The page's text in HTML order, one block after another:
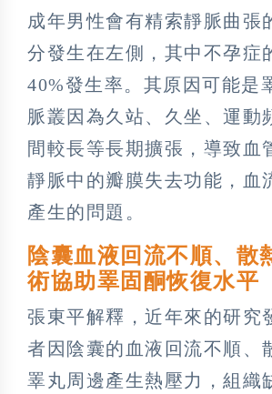
成年男性會有精索靜脈曲張
分發生在左側，其中不孕症
40%發生率。其原因可能是
脈叢因為久站、久坐、運動
間較長等長期擴張，導致血
靜脈中的瓣膜失去功能，血
產生的問題。
陰囊血液回流不順、
術協助睪固酮恢復水平
張東平解釋，近年來的研究
者因陰囊的血液回流不順、
睪丸周邊產生熱壓力，組織